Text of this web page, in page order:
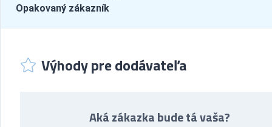
Opakovaný zákazník
Výhody pre dodávateľa
Aká zákazka bude tá vaša?